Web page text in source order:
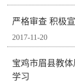
严格审查 积极
2017-11-20
宝鸡市眉县教
学习